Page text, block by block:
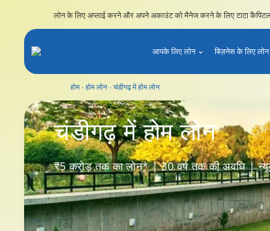
लोन के लिए अप्लाई करने और अपने अकाउंट को मैनेज करने के लिए टाटा
आपके लिए लोन बिज़नेस के लिए लोन
होम होम लोन चंडीगढ़ में होम लोन
चंडीगढ़में होम लोन
₹5 करोड़ तक का लोन* | 30 वर्ष तक की अवधि |
चंडीगढ़ में होम लोन